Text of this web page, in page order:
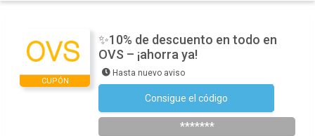
CUPÓN
✨10% de descuento en todo en
OVS – ¡ahorra ya!
Hasta nuevo aviso
Consigue el código
*******